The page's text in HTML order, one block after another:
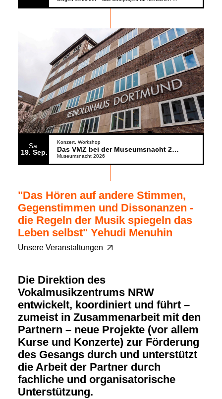
Sa.
19 Sep.
Konzert Workshop
Das VMZ bei der Museumsnacht 2026
Museumsnacht 2026
"Das Hören auf andere Stimmen,
Gegenstimmen und Dissonanzen -
die Regeln der Musik spiegeln das
Leben selbst" Yehudi Menuhin
Unsere Veranstaltungen
Die Direktion des
Vokalmusikzentrums NRW
entwickelt, koordiniert und führt –
zumeist in Zusammenarbeit mit den
Partnern – neue Projekte (vor allem
Kurse und Konzerte) zur Förderung
des Gesangs durch und unterstützt
die Arbeit der Partner durch
fachliche und organisatorische
Unterstützung.